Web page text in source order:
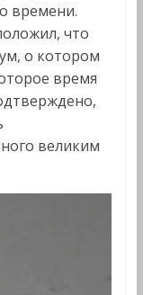
времени.
что
о котором
время
великим